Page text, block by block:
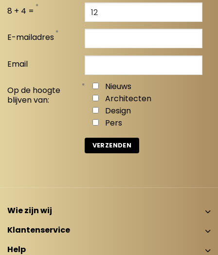
8 + 4 = *
E-mailadres *
Email
Op de hoogte
blijven van:
*
Nieuws
Architecten
Design
Pers
Wie zijn wij
Klantenservice
Help